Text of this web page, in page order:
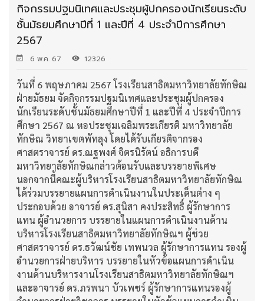
กิจกรรมปฐมนิเทศและประชุมผู้ปกครองนักเรียนระดับ
ชั้นมัธยมศึกษาปีที่ 1 และปีที่ 4 ประจำปีการศึกษา
2567
6 พ.ค. 67 12326
วันที่ 6 พฤษภาคม 2567 โรงเรียนสาธิตมหาวิทยาลัยทักษิณ
ฝ่ายมัธยม จัดกิจกรรมปฐมนิเทศและประชุมผู้ปกครอง
นักเรียนระดับชั้นมัธยมศึกษาปีที่ 1 และปีที่ 4 ประจำปีการ
ศึกษา 2567 ณ หอประชุมเฉลิมพระเกียรติ มหาวิทยาลัย
ทักษิณ วิทยาเขตพัทลุง โดยได้รับเกียรติจากรอง
ศาสตราจารย์ ดร.ณฐพงศ์ จิตรนิรัตน์ อธิการบดี
มหาวิทยาลัยทักษิณกล่าวต้อนรับและบรรยายพิเศษ
นอกจากนี้คณะผู้บริหารโรงเรียนสาธิตมหาวิทยาลัยทักษิณ
ได้ร่วมบรรยายแผนการดำเนินงานในประเด็นต่าง ๆ
ประกอบด้วย อาจารย์ ดร.สุนิสา คงประสิทธิ์ ผู้รักษาการ
แทน ผู้อำนวยการ บรรยายในแผนการดำเนินงานด้าน
บริหารโรงเรียนสาธิตมหาวิทยาลัยทักษิณฯ ผู้ช่วย
ศาสตราจารย์ ดร.ธวัฒน์ชัย เทพนวล ผู้รักษาการแทน รองผู้
อำนวยการฝ่ายบริหาร บรรยายในหัวข้อแผนการดำเนิน
งานด้านบริหารงานโรงเรียนสาธิตมหาวิทยาลัยทักษิณฯ
และอาจารย์ ดร.ภรพนา บัวเพชร์ ผู้รักษาการแทนรองผู้